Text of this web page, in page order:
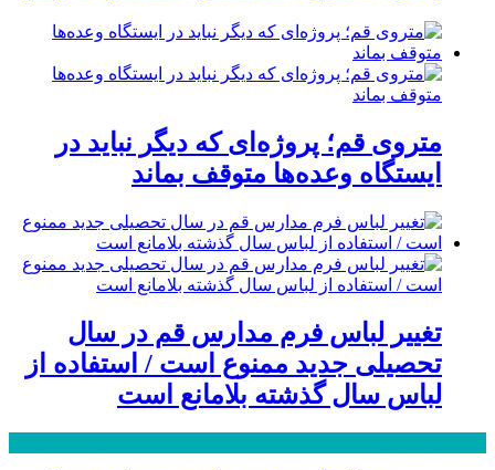
متروی قم؛ پروژه‌ای که دیگر نباید در
ایستگاه وعده‌ها متوقف بماند
تغییر لباس فرم مدارس قم در سال
تحصیلی جدید ممنوع است / استفاده از
لباس سال گذشته بلامانع است